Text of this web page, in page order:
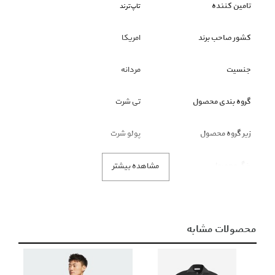
مشاهده بیشتر
تامین کننده تاپ‌ترند
کشور صاحب برند امریکا
جنسیت مردانه
گروه بندی محصول تی شرت
زیر گروه محصول پولو شرت
طوسی
محصولات مشابه